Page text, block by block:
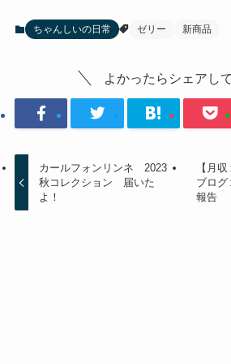
ちゃんしいの日常 ゼリー 新商品
よかったらシェアし
カールフォンリンネ 2023
秋コレクション 届いた
よ！
【月
ブロ
報告